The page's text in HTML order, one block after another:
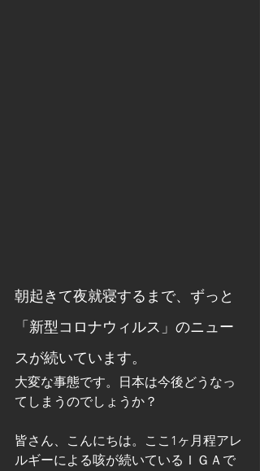
朝起きて夜就寝するまで、ずっと
「新型コロナウィルス」のニュー
スが続いています。
大変な事態です。日本は今後どうなっ
てしまうのでしょうか？
皆さん、こんにちは。ここ1ヶ月程アレ
ルギーによる咳が続いているＩＧＡで